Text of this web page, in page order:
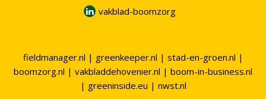
vakblad-boomzorg
fieldmanager.nl | greenkeeper.nl | stad-en-groen.nl |
boomzorg.nl | vakbladdehovenier.nl | boom-in-business.nl
| greeninside.eu | nwst.nl